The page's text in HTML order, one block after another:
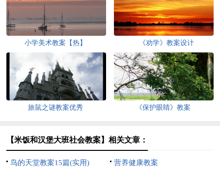
小学美术教案【热】 《劝学》教案设计
旅鼠之谜教案优秀 《保护眼睛》教案
【米饭和汉堡大班社会教案】相关文章：
鸟的天堂教案15篇(实用) 营养健康教案